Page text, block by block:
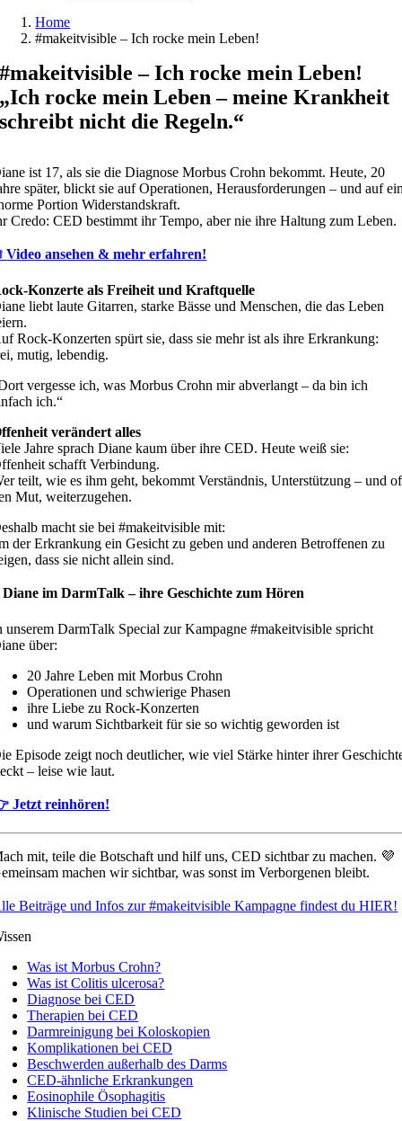
Home
#makeitvisible – Ich rocke mein Leben!
#makeitvisible – Ich rocke mein Leben!
„Ich rocke mein Leben – meine Krankheit
schreibt nicht die Regeln.“
ist 17, als sie die Diagnose Morbus Crohn bekommt. Heute, 20
später, blickt sie auf Operationen, Herausforderungen – und auf
Portion Widerstandskraft.
Credo: CED bestimmt ihr Tempo, aber nie ihre Haltung zum Leben.
Video ansehen & mehr erfahren!
Konzerte als Freiheit und Kraftquelle
liebt laute Gitarren, starke Bässe und Menschen, die das Leben
Rock-Konzerten spürt sie, dass sie mehr ist als ihre Erkrankung:
mutig, lebendig.
vergesse ich, was Morbus Crohn mir abverlangt – da bin ich
ich.“
verändert alles
Jahre sprach Diane kaum über ihre CED. Heute weiß sie:
schafft Verbindung.
teilt, wie es ihm geht, bekommt Verständnis, Unterstützung – und
Mut, weiterzugehen.
macht sie bei #makeitvisible mit:
der Erkrankung ein Gesicht zu geben und anderen Betroffenen zu
dass sie nicht allein sind.
Diane im DarmTalk – ihre Geschichte zum Hören
unserem DarmTalk Special zur Kampagne #makeitvisible spricht
über:
20 Jahre Leben mit Morbus Crohn
Operationen und schwierige Phasen
ihre Liebe zu Rock-Konzerten
und warum Sichtbarkeit für sie so wichtig geworden ist
Episode zeigt noch deutlicher, wie viel Stärke hinter ihrer
– leise wie laut.
Jetzt reinhören!
mit, teile die Botschaft und hilf uns, CED sichtbar zu machen. 💜
machen wir sichtbar, was sonst im Verborgenen bleibt.
Beiträge und Infos zur #makeitvisible Kampagne findest du HIER!
Was ist Morbus Crohn?
Was ist Colitis ulcerosa?
Diagnose bei CED
Therapien bei CED
Darmreinigung bei Koloskopien
Komplikationen bei CED
Beschwerden außerhalb des Darms
CED-ähnliche Erkrankungen
Eosinophile Ösophagitis
Klinische Studien bei CED